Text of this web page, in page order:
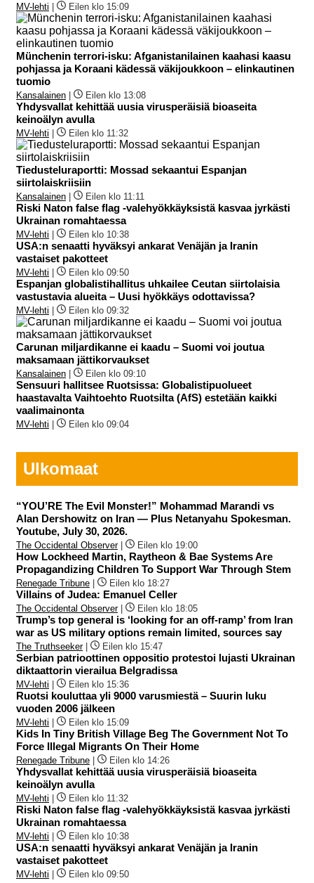
MV-lehti Eilen klo 15:09
Münchenin terrori-isku: Afganistanilainen kaahasi kaasu
pohjassa ja Koraani kädessä väkijoukkoon – elinkautinen
tuomio
Kansalainen Eilen klo 13:08
Yhdysvallat kehittää uusia virusperäisiä bioaseita
keinoälyn avulla
MV-lehti Eilen klo 11:32
Tiedusteluraportti: Mossad sekaantui Espanjan
siirtolaiskriisiin
Kansalainen Eilen klo 11:11
Riski Naton false flag -valehyökkäyksistä kasvaa jyrkästi
Ukrainan romahtaessa
MV-lehti Eilen klo 10:38
USA:n senaatti hyväksyi ankarat Venäjän ja Iranin
vastaiset pakotteet
MV-lehti Eilen klo 09:50
Espanjan globalistihallitus uhkailee Ceutan siirtolaisia
vastustavia alueita – Uusi hyökkäys odottavissa?
MV-lehti Eilen klo 09:32
Carunan miljardikanne ei kaadu – Suomi voi joutua
maksamaan jättikorvaukset
Kansalainen Eilen klo 09:10
Sensuuri hallitsee Ruotsissa: Globalistipuolueet
haastavalta Vaihtoehto Ruotsilta (AfS) estetään kaikki
vaalimainonta
MV-lehti Eilen klo 09:04
Ulkomaat
“YOU’RE The Evil Monster!” Mohammad Marandi vs
Alan Dershowitz on Iran — Plus Netanyahu Spokesman.
Youtube, July 30, 2026.
The Occidental Observer| Eilen klo 19:00
How Lockheed Martin, Raytheon & Bae Systems Are
Propagandizing Children To Support War Through Stem
Renegade Tribune Eilen klo 18:27
Villains of Judea: Emanuel Celler
The Occidental Observer| Eilen klo 18:05
Trump’s top general is ‘looking for an off-ramp’ from Iran
war as US military options remain limited, sources say
The Truthseeker| Eilen klo 15:47
Serbian patrioottinen oppositio protestoi lujasti Ukrainan
diktaattorin vierailua Belgradissa
MV-lehti Eilen klo 15:36
Ruotsi kouluttaa yli 9000 varusmiestä – Suurin luku
vuoden 2006 jälkeen
MV-lehti Eilen klo 15:09
Kids In Tiny British Village Beg The Government Not To
Force Illegal Migrants On Their Home
Renegade Tribune Eilen klo 14:26
Yhdysvallat kehittää uusia virusperäisiä bioaseita
keinoälyn avulla
MV-lehti Eilen klo 11:32
Riski Naton false flag -valehyökkäyksistä kasvaa jyrkästi
Ukrainan romahtaessa
MV-lehti Eilen klo 10:38
USA:n senaatti hyväksyi ankarat Venäjän ja Iranin
vastaiset pakotteet
MV-lehti Eilen klo 09:50